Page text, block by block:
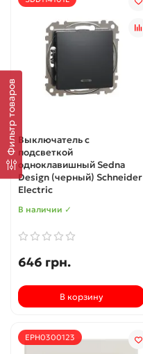
Фильтр товаровВыключатель с
подсветкой
одноклавишный Sedna
Design (черный) Schneider
Electric
В наличии ✓
646 грн.
В корзину
EPH0300123